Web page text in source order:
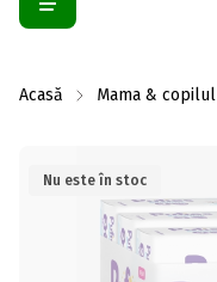
Acasă Mama & copilul
Nu este în stoc